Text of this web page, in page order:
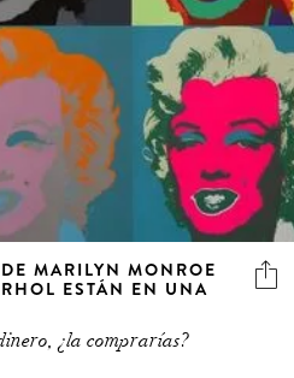
MARILYN MONROE
ESTÁN EN UNA
¿la comprarías?